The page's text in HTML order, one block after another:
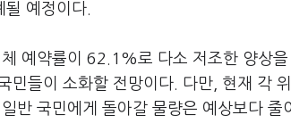
예정이다.
예약률이 62.1%로 다소 저조한 양상
민들이 소화할 전망이다. 다만, 현재 각
반 국민에게 돌아갈 물량은 예상보다 줄